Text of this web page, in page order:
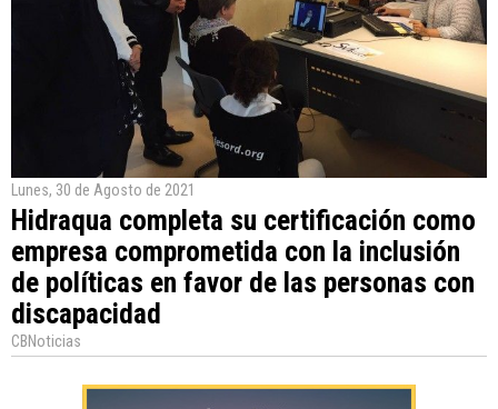
Lunes, 30 de Agosto de 2021
Hidraqua completa su certificación como
empresa comprometida con la inclusión
de políticas en favor de las personas con
discapacidad
CBNoticias